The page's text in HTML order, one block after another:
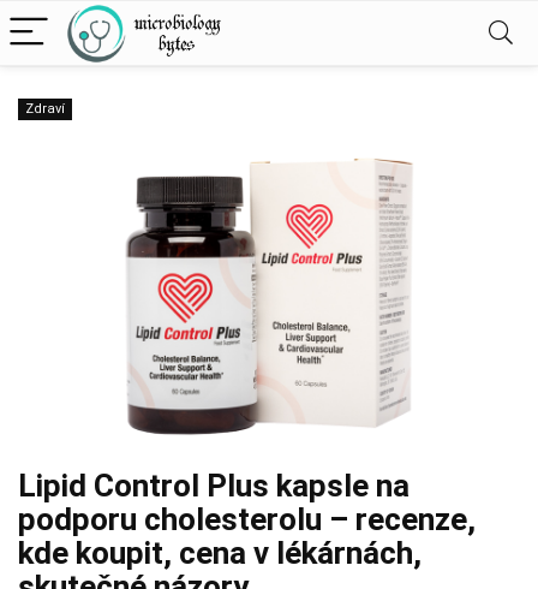
Zdraví
Lipid Control Plus kapsle na
podporu cholesterolu – recenze,
kde koupit, cena v lékárnách,